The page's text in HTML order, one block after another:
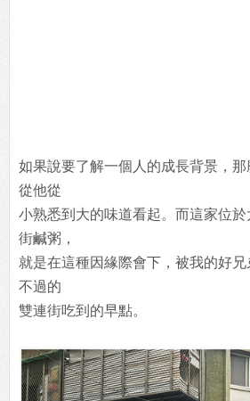
如果說要了解一個人的成長背景，
從他從
小熟悉到大的味道看起。而這家位
街鹹粥，
就是在這種因緣際會下，被我的好
不過的
雙連街吃到的早點。